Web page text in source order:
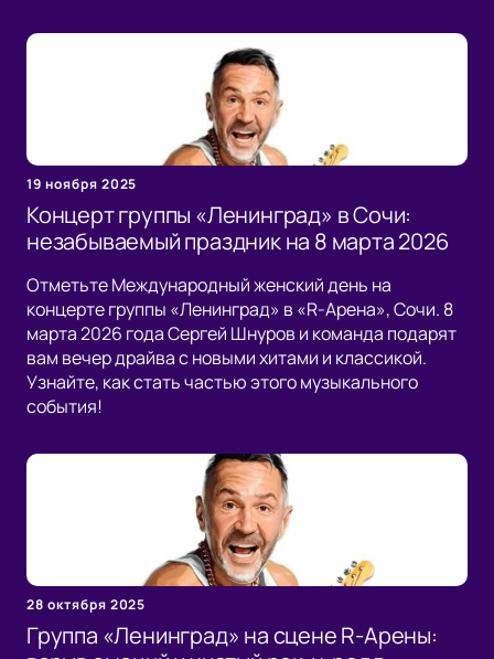
19 ноября 2025
Концерт группы «Ленинград» в Сочи:
незабываемый праздник на 8 марта 2026
Отметьте Международный женский день на
концерте группы «Ленинград» в «R-Арена», Сочи. 8
марта 2026 года Сергей Шнуров и команда подарят
вам вечер драйва с новыми хитами и классикой.
Узнайте, как стать частью этого музыкального
события!
28 октября 2025
Группа «Ленинград» на сцене R-Арены: